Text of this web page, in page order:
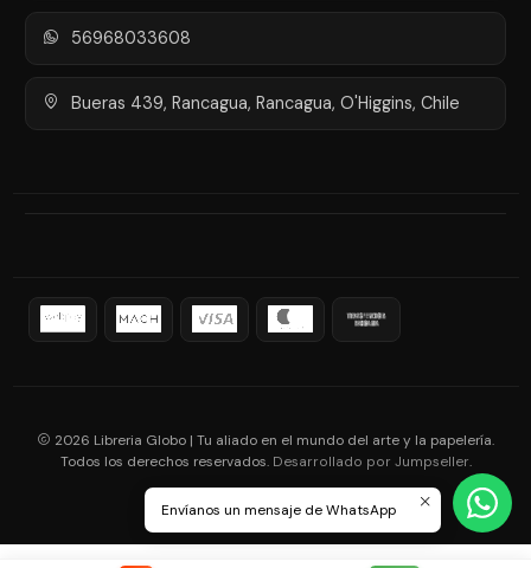
56968033608
Bueras 439, Rancagua, Rancagua, O'Higgins, Chile
2026 Libreria Globo | Tu aliado en el mundo del arte y la papelería.
Todos los derechos reservados. Desarrollado por Jumpseller.
Envíanos un mensaje de WhatsApp